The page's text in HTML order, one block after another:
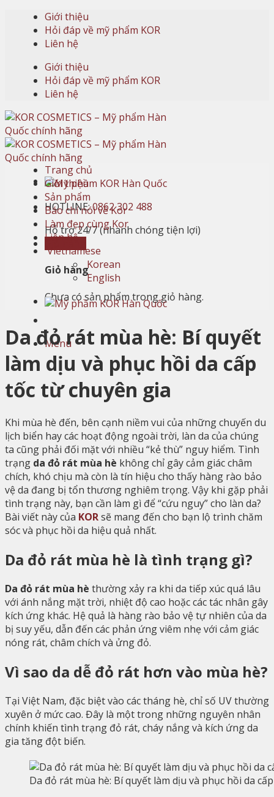
content
Giới thiệu
Hỏi đáp về mỹ phẩm KOR
Liên hệ
Giới thiệu
Hỏi đáp về mỹ phẩm KOR
Liên hệ
HOTLINE:0862 302 488
Hỗ trợ 24/7 (nhanh chóng tiện lợi)
Giỏ hàng
Chưa có sản phẩm trong giỏ hàng.
Menu
Trang chủ
Giới thiệu
Sản phẩm
Báo chí nói về Kor
Làm đẹp cùng Kor
Liên hệ
Vietnamese
Korean
English
Da đỏ rát mùa hè: Bí quyết
làm dịu và phục hồi da cấp
tốc từ chuyên gia
Khi mùa hè đến, bên cạnh niềm vui của những chuyến du
lịch biển hay các hoạt động ngoài trời, làn da của chúng
ta cũng phải đối mặt với nhiều “kẻ thù” nguy hiểm. Tình
trạng da đỏ rát mùa hè không chỉ gây cảm giác châm
chích, khó chịu mà còn là tín hiệu cho thấy hàng rào bảo
vệ da đang bị tổn thương nghiêm trọng. Vậy khi gặp phải
tình trạng này, bạn cần làm gì để “cứu nguy” cho làn da?
Bài viết này của KORsẽ mang đến cho bạn lộ trình chăm
sóc và phục hồi da hiệu quả nhất.
Da đỏ rát mùa hè là tình trạng gì?
Da đỏ rát mùa hè thường xảy ra khi da tiếp xúc quá lâu
với ánh nắng mặt trời, nhiệt độ cao hoặc các tác nhân gây
kích ứng khác. Hệ quả là hàng rào bảo vệ tự nhiên của da
bị suy yếu, dẫn đến các phản ứng viêm nhẹ với cảm giác
nóng rát, châm chích và ửng đỏ.
Vì sao da dễ đỏ rát hơn vào mùa hè?
Tại Việt Nam, đặc biệt vào các tháng hè, chỉ số UV thường
xuyên ở mức cao. Đây là một trong những nguyên nhân
chính khiến tình trạng đỏ rát, cháy nắng và kích ứng da
gia tăng đột biến.
Da đỏ rát mùa hè: Bí quyết làm dịu và phục hồi da